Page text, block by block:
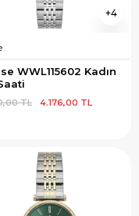
4
WWL115602 Kadın
4.176,00 TL
TL